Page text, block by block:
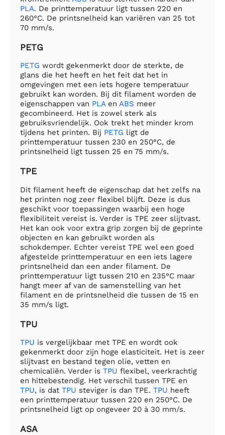
PLA. De printtemperatuur ligt tussen 220 en
260°C. De printsnelheid kan variëren van 25 tot
70 mm/s.
PETG
PETG wordt gekenmerkt door de sterkte, de
glans die het heeft en het feit dat het in
omgevingen met een iets hogere temperatuur
gebruikt kan worden. Bij dit filament worden de
eigenschappen van PLAen ABS meer
gecombineerd. Het is zowel sterk als
gebruiksvriendelijk. Ook trekt het minder krom
tijdens het printen. Bij PETG ligt de
printtemperatuur tussen 230 en 250°C, de
printsnelheid ligt tussen 25 en 75 mm/s.
TPE
Dit filament heeft de eigenschap dat het zelfs na
het printen nog zeer flexibel blijft. Deze is dus
geschikt voor toepassingen waarbij een hoge
flexibiliteit vereist is. Verder is TPE zeer slijtvast.
Het kan ook voor extra grip zorgen bij de geprinte
objecten en kan gebruikt worden als
schokdemper. Echter vereist TPE wel een goed
afgestelde printtemperatuur en een iets lagere
printsnelheid dan een ander filament. De
printtemperatuur ligt tussen 210 en 235°C maar
hangt meer af van de samenstelling van het
filament en de printsnelheid die tussen de 15 en
35 mm/s ligt.
TPU
TPU is vergelijkbaar met TPE en wordt ook
gekenmerkt door zijn hoge elasticiteit. Het is zeer
slijtvast en bestand tegen olie, vetten en
chemicaliën. Verder is TPU flexibel, veerkrachtig
en hittebestendig. Het verschil tussen TPE en
TPU, is dat TPU steviger is dan TPE. TPU heeft
een printtemperatuur tussen 220 en 250°C. De
printsnelheid ligt op ongeveer 20 à 30 mm/s.
ASA